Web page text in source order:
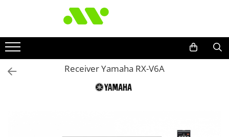
Receiver Yamaha RX-V6A